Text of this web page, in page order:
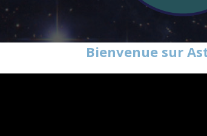
Bienvenue sur